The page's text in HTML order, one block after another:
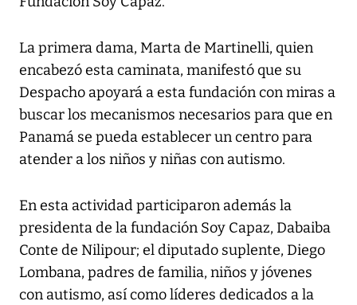
La primera dama, Marta de Martinelli, quien
encabezó esta caminata, manifestó que su
Despacho apoyará a esta fundación con miras a
buscar los mecanismos necesarios para que en
Panamá se pueda establecer un centro para
atender a los niños y niñas con autismo.
En esta actividad participaron además la
presidenta de la fundación Soy Capaz, Dabaiba
Conte de Nilipour; el diputado suplente, Diego
Lombana, padres de familia, niños y jóvenes
con autismo, así como líderes dedicados a la